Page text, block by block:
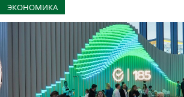
ЭКОНОМИКА